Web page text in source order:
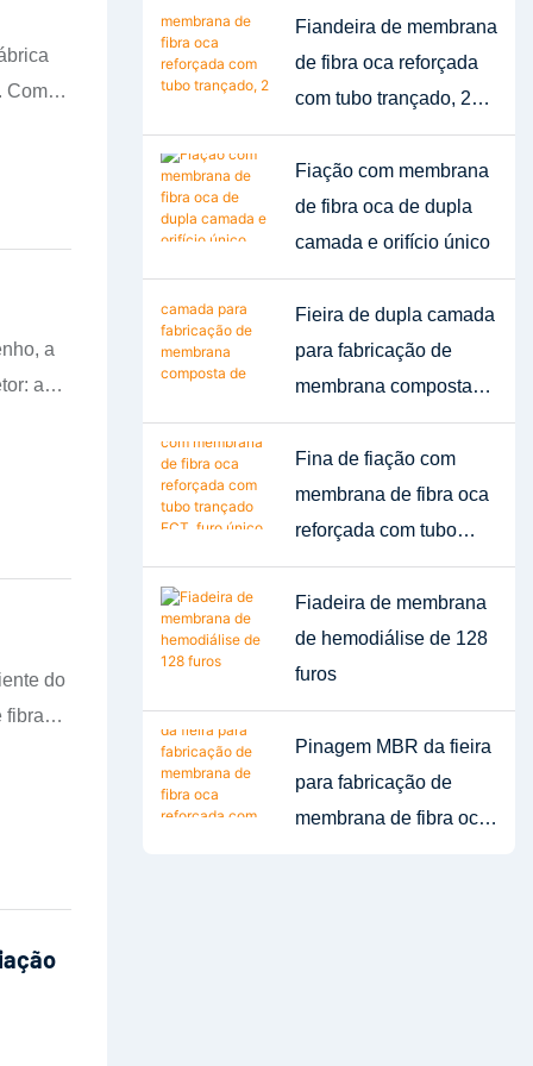
Com
e
— da
a
as
do
fibra
Fiandeira de membrana
de fibra oca reforçada
com tubo trançado, 2
furos
Fiação com membrana
de fibra oca de dupla
camada e orifício único
Fieira de dupla camada
para fabricação de
membrana composta
de fibra oca
Fina de fiação com
membrana de fibra oca
reforçada com tubo
trançado FCT, furo
único. 1. Ano: 2016
Fiadeira de membrana
de hemodiálise de 128
furos
Pinagem MBR da fieira
para fabricação de
membrana de fibra oca